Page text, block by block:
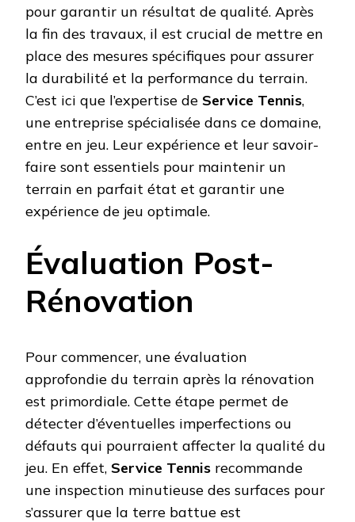
pour garantir un résultat de qualité. Après
la fin des travaux, il est crucial de mettre en
place des mesures spécifiques pour assurer
la durabilité et la performance du terrain.
C’est ici que l’expertise de Service Tennis,
une entreprise spécialisée dans ce domaine,
entre en jeu. Leur expérience et leur savoir-
faire sont essentiels pour maintenir un
terrain en parfait état et garantir une
expérience de jeu optimale.
Évaluation Post-
Rénovation
Pour commencer, une évaluation
approfondie du terrain après la rénovation
est primordiale. Cette étape permet de
détecter d’éventuelles imperfections ou
défauts qui pourraient affecter la qualité du
jeu. En effet, Service Tennis recommande
une inspection minutieuse des surfaces pour
s’assurer que la terre battue est